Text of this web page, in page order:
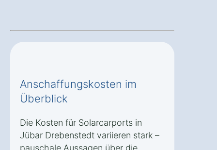
Anschaffungskosten im
Überblick
Die Kosten für Solarcarports in
Jübar Drebenstedt variieren stark –
pauschale Aussagen über die